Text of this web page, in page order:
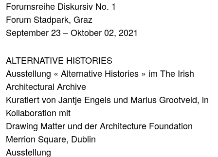
Forumsreihe Diskursiv No. 1
Forum Stadpark, Graz
September 23 – Oktober 02, 2021
ALTERNATIVE HISTORIES
Ausstellung « Alternative Histories » im The Irish
Architectural Archive
Kuratiert von Jantje Engels und Marius Grootveld, in
Kollaboration mit
Drawing Matter und der Architecture Foundation
Merrion Square, Dublin
Ausstellung